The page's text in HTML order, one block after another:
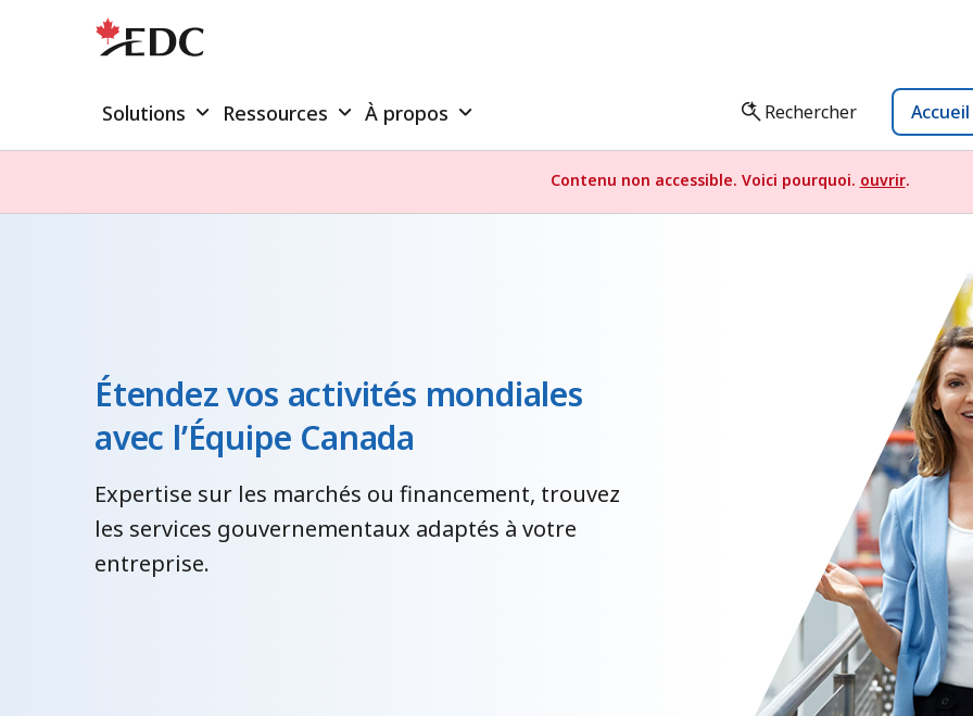
Solutions Ressources À propos Rechercher
Contenu non accessible. Voici pourquoi. ouvrir.
Étendez vos activités mondiales
avec l’Équipe Canada
Expertise sur les marchés ou financement, trouvez
les services gouvernementaux adaptés à votre
entreprise.